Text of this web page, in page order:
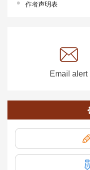
作者声明表
Email alert